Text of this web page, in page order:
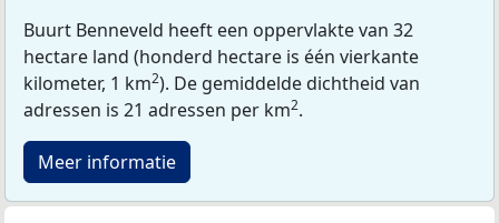
Buurt Benneveld heeft een oppervlakte van 32
hectare land (honderd hectare is één vierkante
kilometer, 1 km2). De gemiddelde dichtheid van
adressen is 21 adressen per km2.
Meer informatie